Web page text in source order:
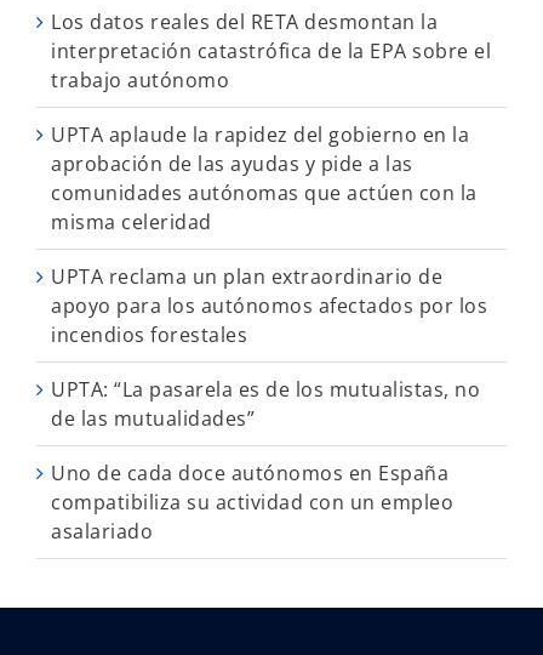
Los datos reales del RETA desmontan la
interpretación catastrófica de la EPA sobre el
trabajo autónomo
UPTA aplaude la rapidez del gobierno en la
aprobación de las ayudas y pide a las
comunidades autónomas que actúen con la
misma celeridad
UPTA reclama un plan extraordinario de
apoyo para los autónomos afectados por los
incendios forestales
UPTA: “La pasarela es de los mutualistas, no
de las mutualidades”
Uno de cada doce autónomos en España
compatibiliza su actividad con un empleo
asalariado